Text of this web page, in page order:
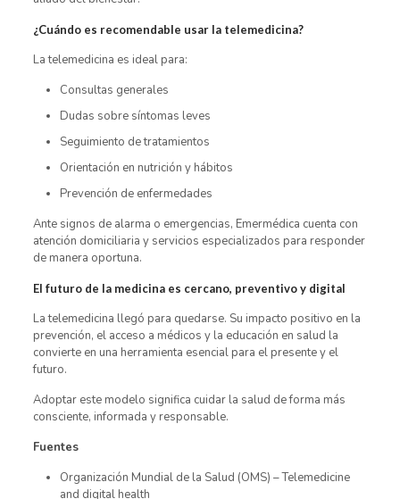
¿Cuándo es recomendable usar la telemedicina?
La telemedicina es ideal para:
Consultas generales
Dudas sobre síntomas leves
Seguimiento de tratamientos
Orientación en nutrición y hábitos
Prevención de enfermedades
Ante signos de alarma o emergencias, Emermédica cuenta con
atención domiciliaria y servicios especializados para responder
de manera oportuna.
El futuro de la medicina es cercano, preventivo y digital
La telemedicina llegó para quedarse. Su impacto positivo en la
prevención, el acceso a médicos y la educación en salud la
convierte en una herramienta esencial para el presente y el
futuro.
Adoptar este modelo significa cuidar la salud de forma más
consciente, informada y responsable.
Fuentes
Organización Mundial de la Salud (OMS) – Telemedicine
and digital health